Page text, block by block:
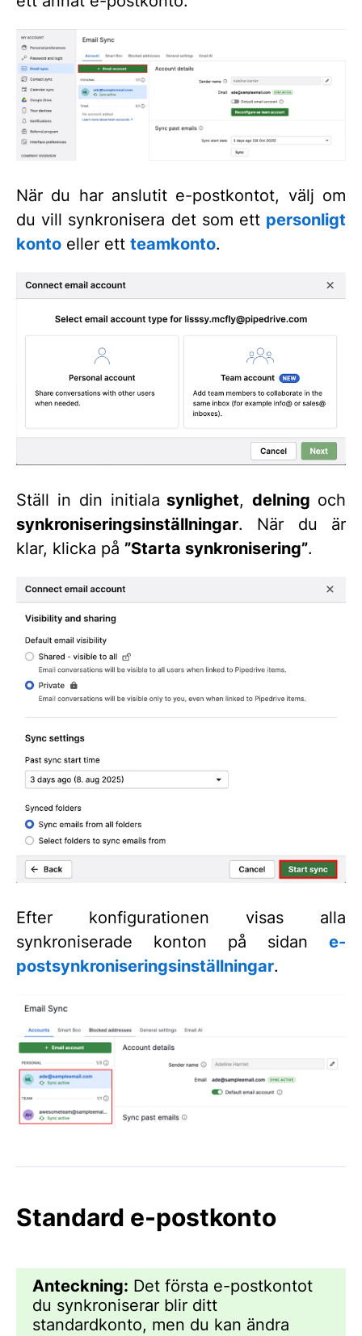
När du har anslutit e-postkontot, välj om
du vill synkronisera det som ett personligt
konto eller ett teamkonto.
Ställ in din initiala synlighet,delning och
synkroniseringsinställningar. När du är
klar, klicka på ”Starta synkronisering”.
Efter konfigurationen visas alla
synkroniserade konton på sidan e-
postsynkroniseringsinställningar.
Standard e-postkonto
Anteckning: Det första e-postkontot
du synkroniserar blir ditt
standardkonto, men du kan ändra